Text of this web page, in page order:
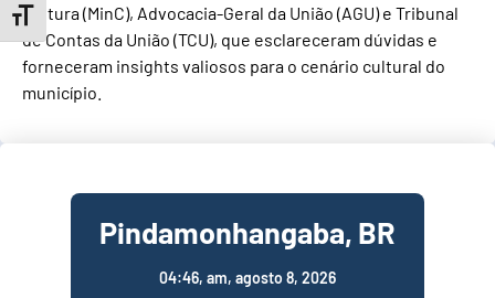
Toggle Font size
Cultura (MinC), Advocacia-Geral da União (AGU) e Tribunal
de Contas da União (TCU), que esclareceram dúvidas e
forneceram insights valiosos para o cenário cultural do
município.
Pindamonhangaba, BR
04:46, am, agosto 8, 2026